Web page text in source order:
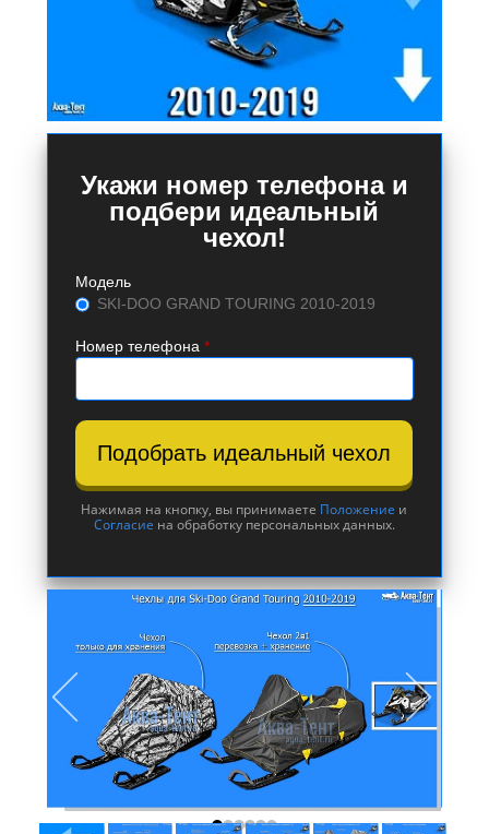
Укажи номер телефона и
подбери идеальный
чехол!
Модель
SKI-DOO GRAND TOURING 2010-2019
Номер телефона *
Подобрать идеальный чехол
Нажимая на кнопку, вы принимаете Положение и
Согласие на обработку персональных данных.